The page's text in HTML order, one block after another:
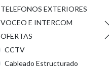
TELEFONOS EXTERIORES
VOCEO E INTERCOM
OFERTAS
CCTV
Cableado Estructurado